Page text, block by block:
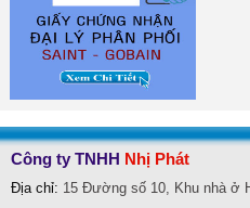
DEWALT
Công ty TNHH Nhị Phát
Địa chỉ: 15 Đường số 10, Khu nhà ở